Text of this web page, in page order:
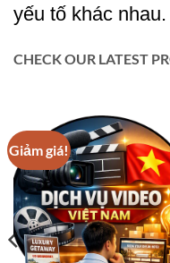
yếu tố khác
CHECK OUR LATEST
Giảm giá!